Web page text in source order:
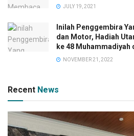
JULY 19, 2021
Inilah Penggembira
dan Motor, Hadiah
ke 48 Muhammadiyah
NOVEMBER 21, 2022
Recent News